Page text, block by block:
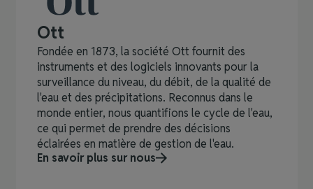
Ott
Fondée en 1873, la société Ott fournit des
instruments et des logiciels innovants pour la
surveillance du niveau, du débit, de la qualité de
l'eau et des précipitations. Reconnus dans le
monde entier, nous quantifions le cycle de l'eau,
ce qui permet de prendre des décisions
éclairées en matière de gestion de l'eau.
En savoir plus sur nous